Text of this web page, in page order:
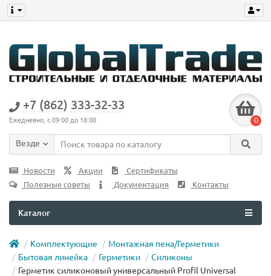
+7 (862) 333-32-33
Ежедневно, с 09:00 до 18:00 0
Везде
Новости Акции
Сертификаты
Полезные советы
Документация Контакты
Каталог
Комплектующие
Монтажная пена/Герметики
Бытовая линейка
Герметики
Силиконы
Герметик силиконовый универсальный Profil Universal